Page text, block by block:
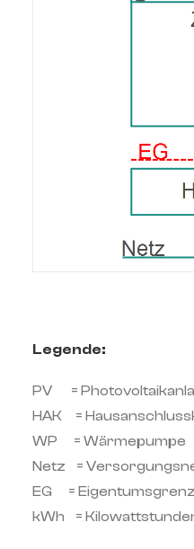
Legende:
PV =
HAK =
WP = Wärmepumpe
Netz =
EG =
kWh =